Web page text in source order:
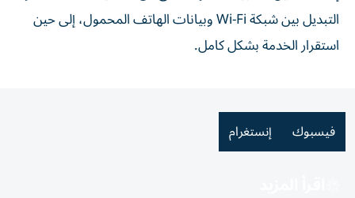
التبديل بين شبكة Wi-Fi وبيانات الهاتف المحمول، إلى حين
استقرار الخدمة بشكل كامل.
فيسبوك إنستغرام